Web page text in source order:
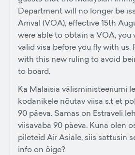
Department will no longer be
Arrival (VOA), effective 15th
were able to obtain a VOA, you
valid visa before you fly with us.
with this new ruling to avoid
to board.
Ka Malaisia välisministeeriumi
kodanikele nõutav viisa s.t et
90 päeva. Samas on Estraveli
viisavaba 90 päeva. Kuna olen
pileteid Air Asiale, siis sattusin
info on õige?